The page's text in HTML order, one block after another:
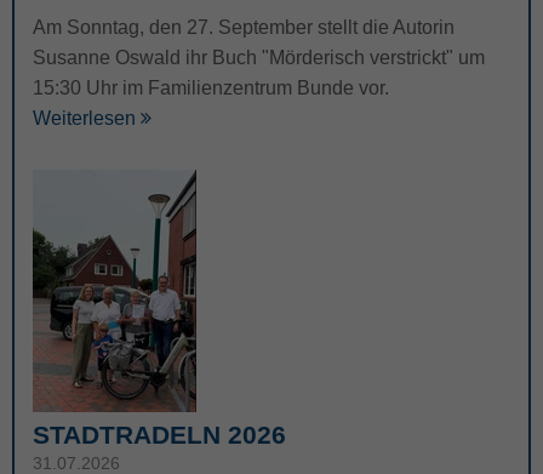
Am Sonntag, den 27. September stellt die Autorin
Susanne Oswald ihr Buch "Mörderisch verstrickt" um
15:30 Uhr im Familienzentrum Bunde vor.
Weiterlesen
STADTRADELN 2026
31.07.2026